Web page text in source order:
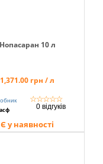
Нопасаран 10 л
1,371.00 грн / л
☆☆☆☆☆
0 відгуків
Є у наявності